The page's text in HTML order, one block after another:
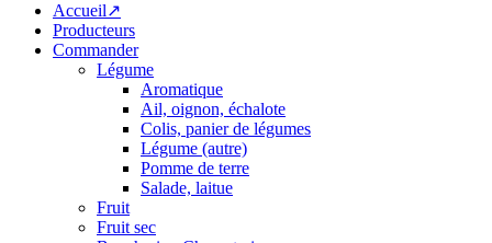
Accueil↗
Producteurs
Commander
Légume
Aromatique
Ail, oignon, échalote
Colis, panier de légumes
Légume (autre)
Pomme de terre
Salade, laitue
Fruit
Fruit sec